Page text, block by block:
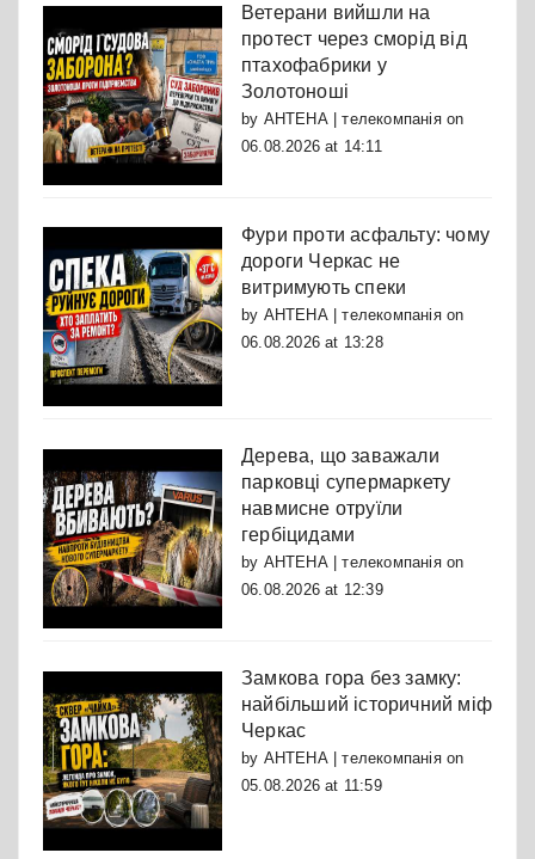
Ветерани вийшли на
протест через сморід від
птахофабрики у
Золотоноші
by АНТЕНА | телекомпаніяon
06.08.2026 at 14:11
Фури проти асфальту: чому
дороги Черкас не
витримують спеки
by АНТЕНА | телекомпаніяon
06.08.2026 at 13:28
Дерева, що заважали
парковці супермаркету
навмисне отруїли
гербіцидами
by АНТЕНА | телекомпаніяon
06.08.2026 at 12:39
Замкова гора без замку:
найбільший історичний міф
Черкас
by АНТЕНА | телекомпаніяon
05.08.2026 at 11:59